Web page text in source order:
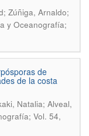
Zúñiga, Arnaldo;
y Oceanografía;
de
de la costa
Natalia; Alveal,
Vol. 54,